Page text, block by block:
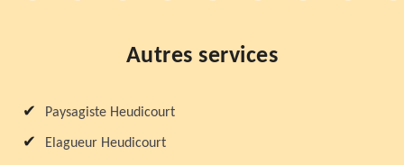
Autres services
Paysagiste Heudicourt
Elagueur Heudicourt